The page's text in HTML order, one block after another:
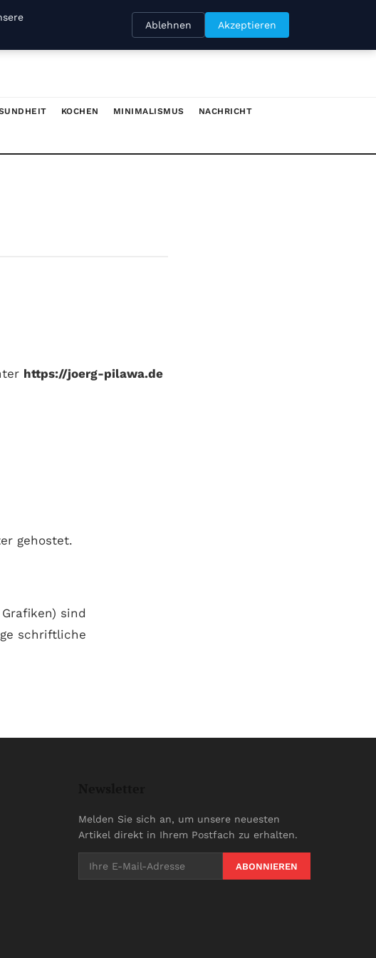
KOCHEN MINIMALISMUS NACHRICHT
https://joerg-pilawa.de
gehostet.
sind
schriftliche
Melden Sie sich an, um unsere neuesten
Artikel direkt in Ihrem Postfach zu erhalten.
ABONNIEREN
Ablehnen Akzeptieren